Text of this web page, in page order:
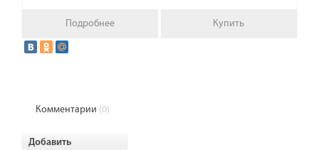
Подробнее Купить
Комментарии (0)
Добавить